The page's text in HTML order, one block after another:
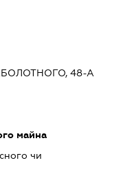
48-А
майна
чи